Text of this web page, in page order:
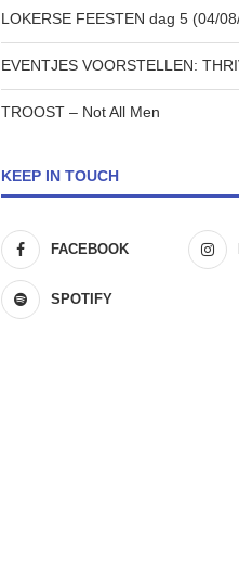
LOKERSE FEESTEN dag 5 (04/
EVENTJES VOORSTELLEN:
TROOST – Not All Men
KEEP IN TOUCH
FACEBOOK
SPOTIFY